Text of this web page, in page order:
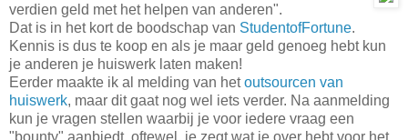
verdien geld met het helpen van anderen".
Dat is in het kort de boodschap van StudentofFortune.
Kennis is dus te koop en als je maar geld genoeg hebt kun
je anderen je huiswerk laten maken!
Eerder maakte ik al melding van hetoutsourcen van
huiswerk, maar dit gaat nog wel iets verder. Na aanmelding
kun je vragen stellen waarbij je voor iedere vraag een
"bounty" aanbiedt, oftewel, je zegt wat je over hebt voor het